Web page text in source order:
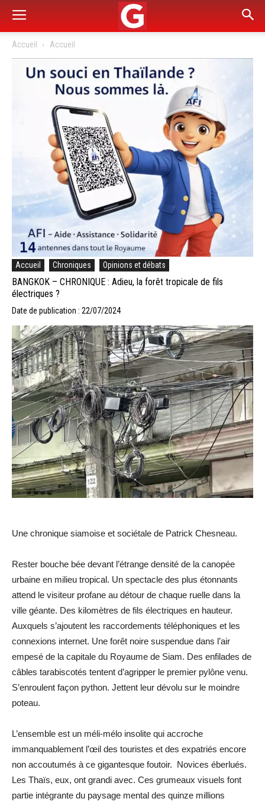
Accueil Accueil
Accueil Chroniques Opinions et débats
BANGKOK – CHRONIQUE : Adieu, la forêt tropicale de fils
électriques ?
Date de publication : 22/07/2024
Une chronique siamoise et sociétale de Patrick Chesneau.
Rester bouche bée devant l’étrange densité de la canopée
urbaine en milieu tropical. Un spectacle des plus étonnants
attend le visiteur profane au détour de chaque ruelle dans la
ville géante. Des kilomètres de fils électriques en hauteur.
Auxquels s’ajoutent les raccordements téléphoniques et les
connexions internet. Une forêt noire suspendue dans l’air
empesé de la capitale du Royaume de Siam. Des enfilades de
câbles tarabiscotés tentent d’agripper le premier pylône venu.
S’enroulent façon python. Jettent leur dévolu sur le moindre
poteau.
L’ensemble est un méli-mélo insolite qui accroche
immanquablement l’œil des touristes et des expatriés encore
non accoutumés à ce gigantesque foutoir. Novices éberlués.
Les Thaïs, eux, ont grandi avec. Ces grumeaux visuels font
partie intégrante du paysage mental des quinze millions